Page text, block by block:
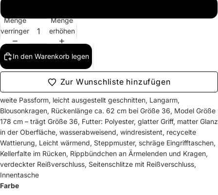
Menge
verringern
Menge
erhöhen
In den Warenkorb legen
Zur Wunschliste hinzufügen
weite Passform, leicht ausgestellt geschnitten, Langarm,
Blousonkragen, Rückenlänge ca. 62 cm bei Größe 36, Model Größe
178 cm – trägt Größe 36, Futter: Polyester, glatter Griff, matter Glanz
in der Oberfläche, wasserabweisend, windresistent, recycelte
Wattierung, Leicht wärmend, Steppmuster, schräge Eingrifftaschen,
Kellerfalte im Rücken, Rippbündchen an Ärmelenden und Kragen,
verdeckter Reißverschluss, Seitenschlitze mit Reißverschluss,
Innentasche
Farbe